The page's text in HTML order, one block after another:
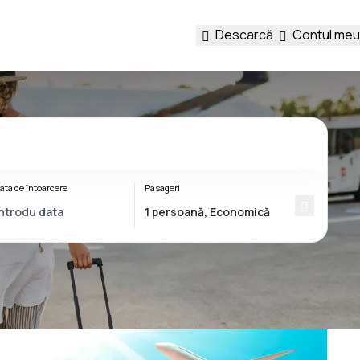
Descarcă Contul meu
de întoarcere Pasageri